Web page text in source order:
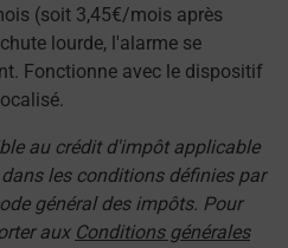
(soit 3,45€/mois après
lourde, l'alarme se
Fonctionne avec le dispositif
au crédit d'impôt applicable
les conditions définies par
général des impôts. Pour
aux Conditions générales